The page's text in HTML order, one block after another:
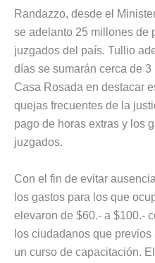
Randazzo, desde el
se adelanto 25 millones de
juzgados del país. Tullio
días se sumarán cerca de
Casa Rosada en destacar
quejas frecuentes de la
pago de horas extras y los
juzgados.
Con el fin de evitar
los gastos para los que
elevaron de $60.- a $100.-
los ciudadanos que
un curso de capacitación.